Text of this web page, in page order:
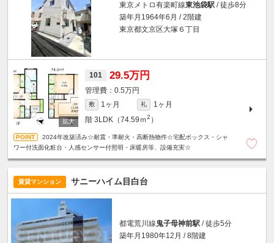
東京メトロ有楽町線東池袋駅 / 徒歩8分
築年月1964年6月 / 2階建
東京都文京区大塚６丁目
101 29.5万円
0.5万円
敷 1ヶ月 礼
1ヶ月
階 3LDK（74.59ｍ2 ）
2024年改築済み☆耐震・準耐火・高断熱物件☆宅配ボックス・シャ
ワー付洗面化粧台・人感センサー付照明・床暖房等、設備充実☆
賃貸マンション サニーハイム目白台
都電荒川線鬼子母神前駅 / 徒歩5分
築年月1980年12月 / 8階建